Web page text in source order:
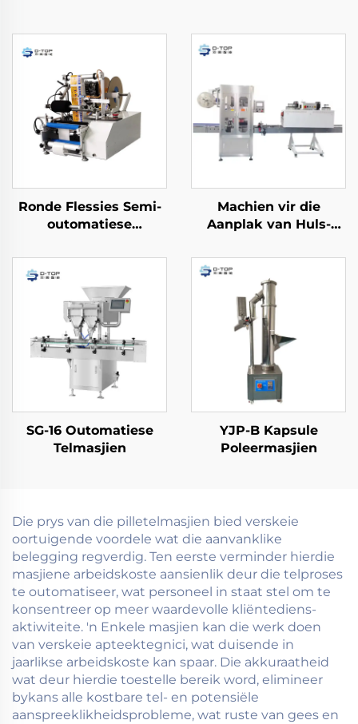
Ronde Flessies Semi-
outomatiese
Machien vir die
Aanplak van Huls-
Produkverpakking
SG-16 Outomatiese
Telmasjien
YJP-B Kapsule
Poleermasjien
Die prys van die pilletelmasjien bied verskeie
oortuigende voordele wat die aanvanklike
belegging regverdig. Ten eerste verminder hierdie
masjiene arbeidskoste aansienlik deur die telproses
te outomatiseer, wat personeel in staat stel om te
konsentreer op meer waardevolle kliëntediens-
aktiwiteite. 'n Enkele masjien kan die werk doen
van verskeie apteektegnici, wat duisende in
jaarlikse arbeidskoste kan spaar. Die akkuraatheid
wat deur hierdie toestelle bereik word, elimineer
bykans alle kostbare tel- en potensiële
aanspreeklikheidsprobleme, wat ruste van gees en